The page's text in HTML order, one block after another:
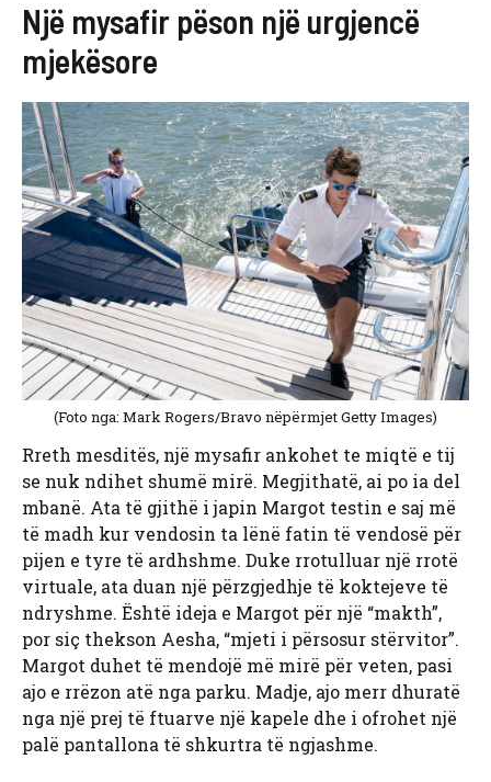
Një mysafir pëson një urgjencë
mjekësore
(Foto nga: Mark Rogers/Bravo nëpërmjet Getty Images)
Rreth mesditës, një mysafir ankohet te miqtë e tij
se nuk ndihet shumë mirë. Megjithatë, ai po ia del
mbanë. Ata të gjithë i japin Margot testin e saj më
të madh kur vendosin ta lënë fatin të vendosë për
pijen e tyre të ardhshme. Duke rrotulluar një rrotë
virtuale, ata duan një përzgjedhje të koktejeve të
ndryshme. Është ideja e Margot për një “makth”,
por siç thekson Aesha, “mjeti i përsosur stërvitor”.
Margot duhet të mendojë më mirë për veten, pasi
ajo e rrëzon atë nga parku. Madje, ajo merr dhuratë
nga një prej të ftuarve një kapele dhe i ofrohet një
palë pantallona të shkurtra të ngjashme.